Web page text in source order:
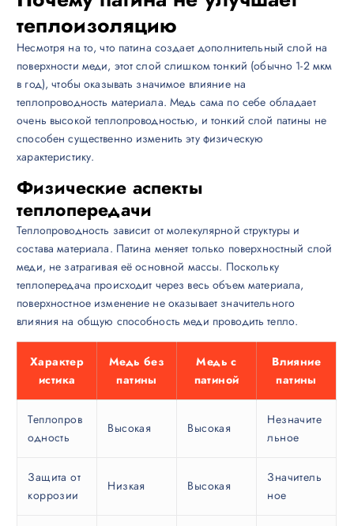
теплоизоляцию
Несмотря на то, что патина создает дополнительный слой на
поверхности меди, этот слой слишком тонкий (обычно 1-2 мкм
в год), чтобы оказывать значимое влияние на
теплопроводность материала. Медь сама по себе обладает
очень высокой теплопроводностью, и тонкий слой патины не
способен существенно изменить эту физическую
характеристику.
Физические аспекты
теплопередачи
Теплопроводность зависит от молекулярной структуры и
состава материала. Патина меняет только поверхностный слой
меди, не затрагивая её основной массы. Поскольку
теплопередача происходит через весь объем материала,
поверхностное изменение не оказывает значительного
влияния на общую способность меди проводить тепло.
Характер
истика
Медь без
патины
Медь с
патиной
Влияние
патины
Теплопров
одность
Высокая Высокая
Незначите
льное
Защита от
коррозии
Низкая Высокая
Значитель
ное